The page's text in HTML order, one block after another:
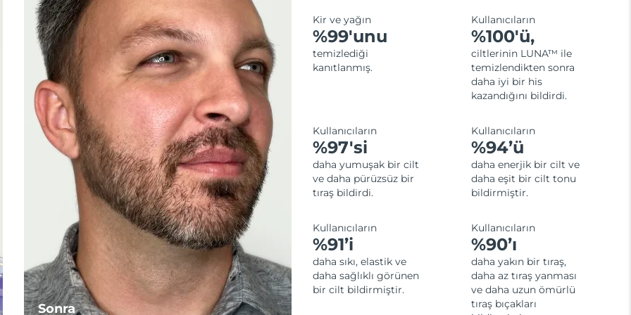
Sonra
Kir ve yağın
%99'unu
temizlediği
kanıtlanmış.
Kullanıcıların
%100'ü,
ciltlerinin LUNA™ ile
temizlendikten sonra
daha iyi bir his
kazandığını bildirdi.
Kullanıcıların
%97'si
daha yumuşak bir cilt
ve daha pürüzsüz bir
tıraş bildirdi.
Kullanıcıların
%94’ü
daha enerjik bir cilt ve
daha eşit bir cilt tonu
bildirmiştir.
Kullanıcıların
%91’i
daha sıkı, elastik ve
daha sağlıklı görünen
bir cilt bildirmiştir.
Kullanıcıların
%90’ı
daha yakın bir tıraş,
daha az tıraş yanması
ve daha uzun ömürlü
tıraş bıçakları